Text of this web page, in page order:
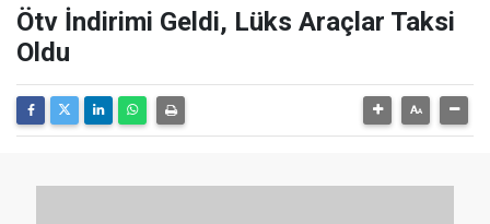
Ötv İndirimi Geldi, Lüks Araçlar Taksi
Oldu